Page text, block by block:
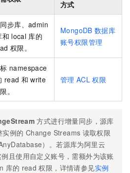
方式
步库、admin
和 local 库的
权限。
MongoDB 数据库
账号权限管理
namespace
read 和 write
。
管理 ACL 权限
方式进行增量同步，源库
实例的 Change Streams 读取权限
）。若源库为阿里云
例且使用自定义账号，需额外为该账
库的 read 权限，详情请参见实例